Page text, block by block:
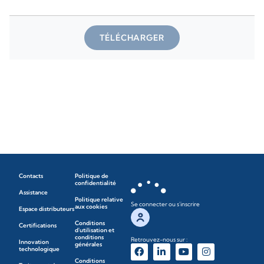
TÉLÉCHARGER
Contacts
Assistance
Espace distributeurs
Certifications
Innovation
technologique
Politique de
confidentialité
Politique relative
aux cookies
Conditions
d'utilisation et
conditions
générales
Conditions
Se connecter ou s'inscrire
Retrouvez-nous sur :